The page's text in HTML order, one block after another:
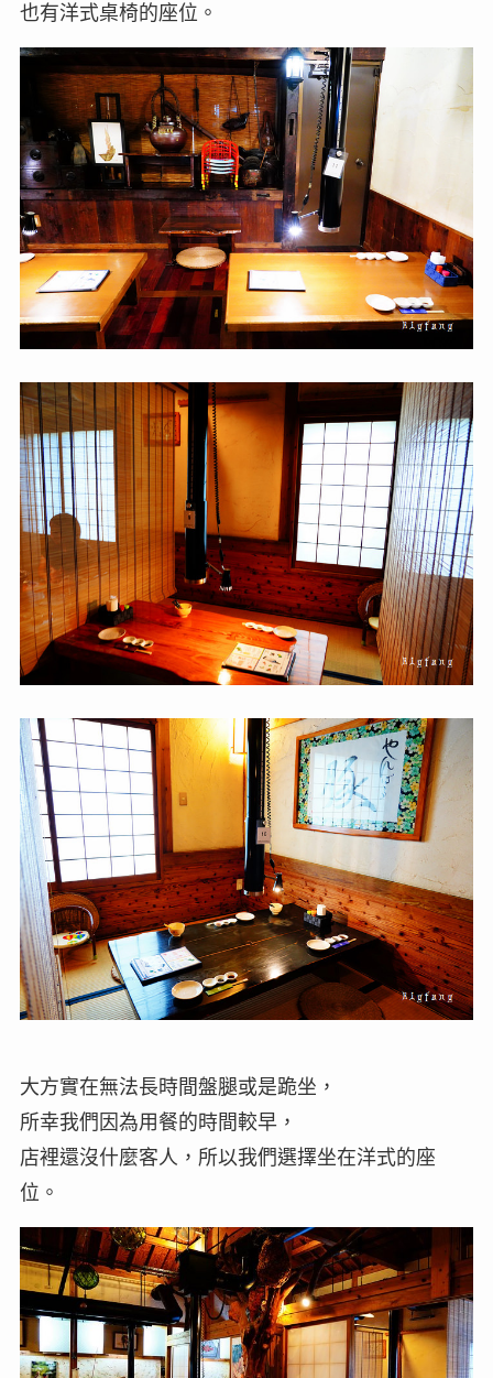
也有洋式桌椅的座位。
大方實在無法長時間盤腿或是跪坐，
所幸我們因為用餐的時間較早，
店裡還沒什麼客人，所以我們選擇坐在洋式的座
位。